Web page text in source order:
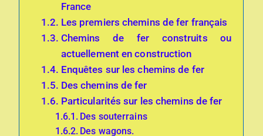
France
Les premiers chemins de fer français
Chemins de fer construits ou
actuellement en construction
Enquêtes sur les chemins de fer
Des chemins de fer
Particularités sur les chemins de fer
Des souterrains
Des wagons.